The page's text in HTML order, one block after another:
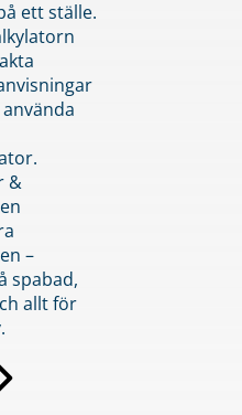
ett ställe.
&
–
spabad,
allt för